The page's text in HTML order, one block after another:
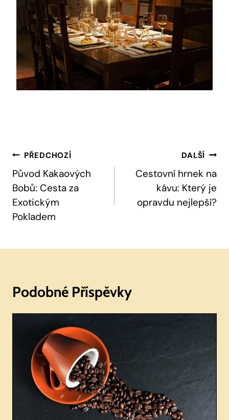
Navigace
Pro
Příspěvek
PŘEDCHOZÍ
Původ Kakaových
Bobů: Cesta za
Exotickým
Pokladem
DALŠÍ
Cestovní hrnek na
kávu: Který je
opravdu nejlepší?
Podobné Příspěvky